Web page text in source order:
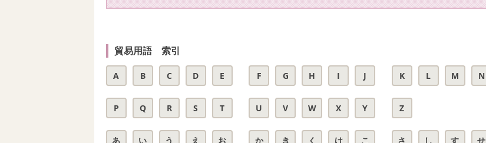
貿易用語 索引
A B C D E F G H I J K L M N
P Q R S T U V W X Y Z
あ い う え お か き く け こ さ し す せ